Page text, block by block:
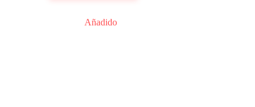
Añadido